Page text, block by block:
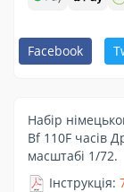
Facebook
Набір
Bf 110F часів
масштабі 1/72.
Інструкція: